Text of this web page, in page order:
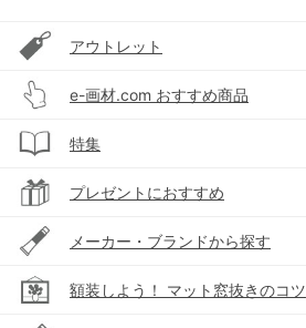
アウトレット
e-画材.com おすすめ商品
特集
プレゼントにおすすめ
メーカー・ブランドから探す
額装しよう！ マット窓抜きのコツ